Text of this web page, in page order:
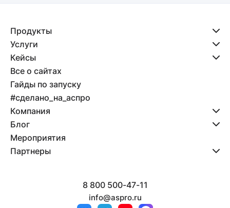
Продукты
Услуги
Кейсы
Все о сайтах
Гайды по запуску
#сделано_на_аспро
Компания
Блог
Мероприятия
Партнеры
8 800 500-47-11
info@aspro.ru